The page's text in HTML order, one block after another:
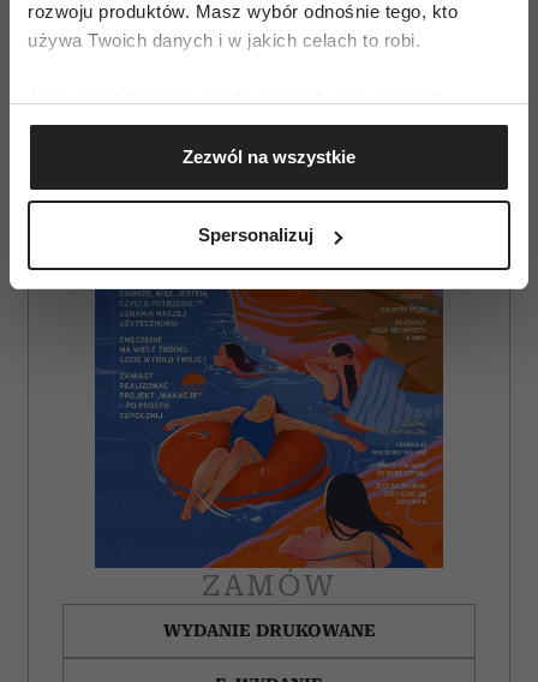
rozwoju produktów. Masz wybór odnośnie tego, kto
używa Twoich danych i w jakich celach to robi.
Gromadzić dane dotyczące Twojej lokalizacji
geograficznej z dokładnością nawet do kilku metrów
Identyfikować Twoje urządzenie, aktywnie
(fingerprinting, czyli wirtualny odcisk palca)
dane są przetwarzane oraz ustaw własne preferencje w
sekcji szczegółów
. W Deklaracji plików cookie możesz
zmienić lub wycofać swoją zgodę w dowolnej chwili.
Wykorzystujemy pliki cookie do spersonalizowania treści
i reklam, aby oferować funkcje społecznościowe i
analizować ruch w naszej witrynie. Informacje o tym, jak
korzystasz z naszej witryny, udostępniamy partnerom
społecznościowym, reklamowym i analitycznym.
Partnerzy mogą połączyć te informacje z innymi danymi
otrzymanymi od Ciebie lub uzyskanymi podczas
korzystania z ich usług.
Zezwól na wszystkie
Spersonalizuj
AUTOPROMOCJA
ZAMÓW
WYDANIE DRUKOWANE